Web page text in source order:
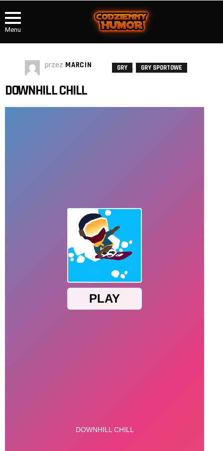
Menu
przez MARCIN GRY , GRY SPORTOWE
DOWNHILL CHILL